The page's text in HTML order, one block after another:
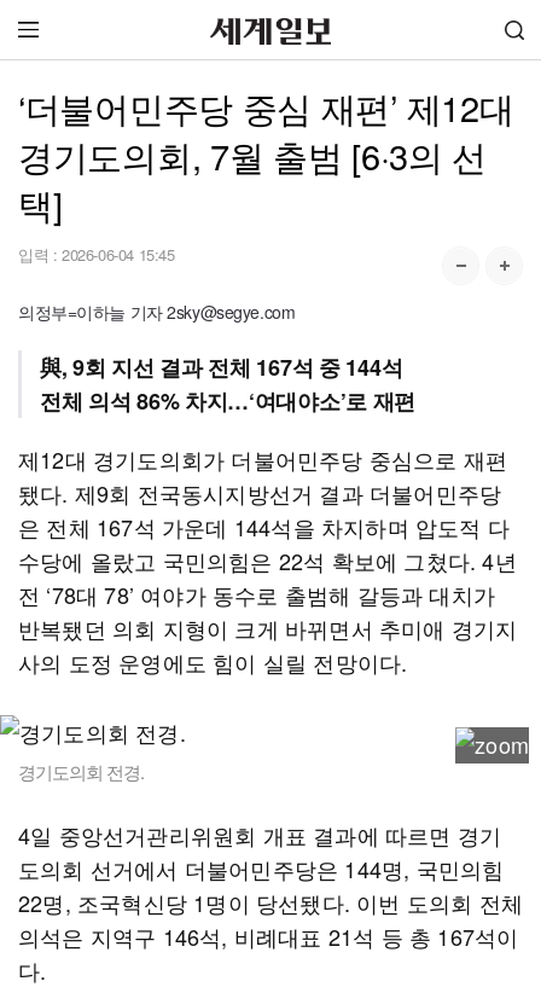
‘더불어민주당 중심 재편’ 제12대
경기도의회, 7월 출범 [6·3의 선
택]
입력 : 2026-06-04 15:45
의정부=이하늘 기자 2sky@segye.com
與, 9회 지선 결과 전체 167석 중 144석
전체 의석 86% 차지…‘여대야소’로 재편
제12대 경기도의회가 더불어민주당 중심으로 재편
됐다. 제9회 전국동시지방선거 결과 더불어민주당
은 전체 167석 가운데 144석을 차지하며 압도적 다
수당에 올랐고 국민의힘은 22석 확보에 그쳤다. 4년
전 ‘78대 78’ 여야가 동수로 출범해 갈등과 대치가
반복됐던 의회 지형이 크게 바뀌면서 추미애 경기지
사의 도정 운영에도 힘이 실릴 전망이다.
경기도의회 전경.
4일 중앙선거관리위원회 개표 결과에 따르면 경기
도의회 선거에서 더불어민주당은 144명, 국민의힘
22명, 조국혁신당 1명이 당선됐다. 이번 도의회 전체
의석은 지역구 146석, 비례대표 21석 등 총 167석이
다.